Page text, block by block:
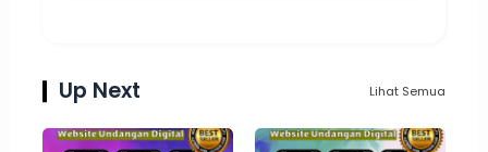
Up Next Lihat Semua